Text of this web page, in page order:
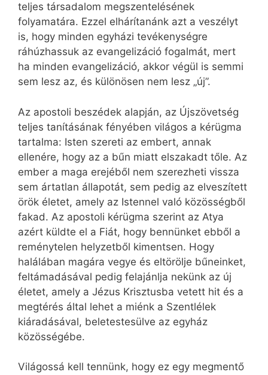
teljes társadalom megszentelésének
folyamatára. Ezzel elhárítanánk azt a veszélyt
is, hogy minden egyházi tevékenységre
ráhúzhassuk az evangelizáció fogalmát, mert
ha minden evangelizáció, akkor végül is semmi
sem lesz az, és különösen nem lesz „új”.
Az apostoli beszédek alapján, az Újszövetség
teljes tanításának fényében világos a kérügma
tartalma: Isten szereti az embert, annak
ellenére, hogy az a bűn miatt elszakadt tőle. Az
ember a maga erejéből nem szerezheti vissza
sem ártatlan állapotát, sem pedig az elveszített
örök életet, amely az Istennel való közösségből
fakad. Az apostoli kérügma szerint az Atya
azért küldte el a Fiát, hogy bennünket ebből a
reménytelen helyzetből kimentsen. Hogy
halálában magára vegye és eltörölje bűneinket,
feltámadásával pedig felajánlja nekünk az új
életet, amely a Jézus Krisztusba vetett hit és a
megtérés által lehet a miénk a Szentlélek
kiáradásával, beletestesülve az egyház
közösségébe.
Világossá kell tennünk, hogy ez egy megmentő